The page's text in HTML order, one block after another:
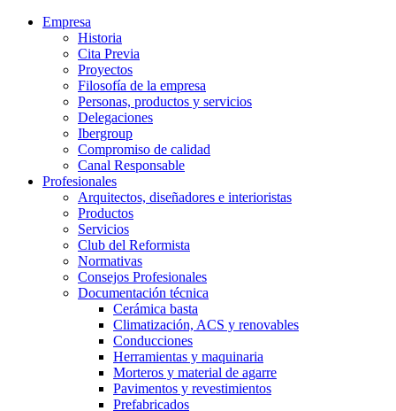
Empresa
Historia
Cita Previa
Proyectos
Filosofía de la empresa
Personas, productos y servicios
Delegaciones
Ibergroup
Compromiso de calidad
Canal Responsable
Profesionales
Arquitectos, diseñadores e interioristas
Productos
Servicios
Club del Reformista
Normativas
Consejos Profesionales
Documentación técnica
Cerámica basta
Climatización, ACS y renovables
Conducciones
Herramientas y maquinaria
Morteros y material de agarre
Pavimentos y revestimientos
Prefabricados